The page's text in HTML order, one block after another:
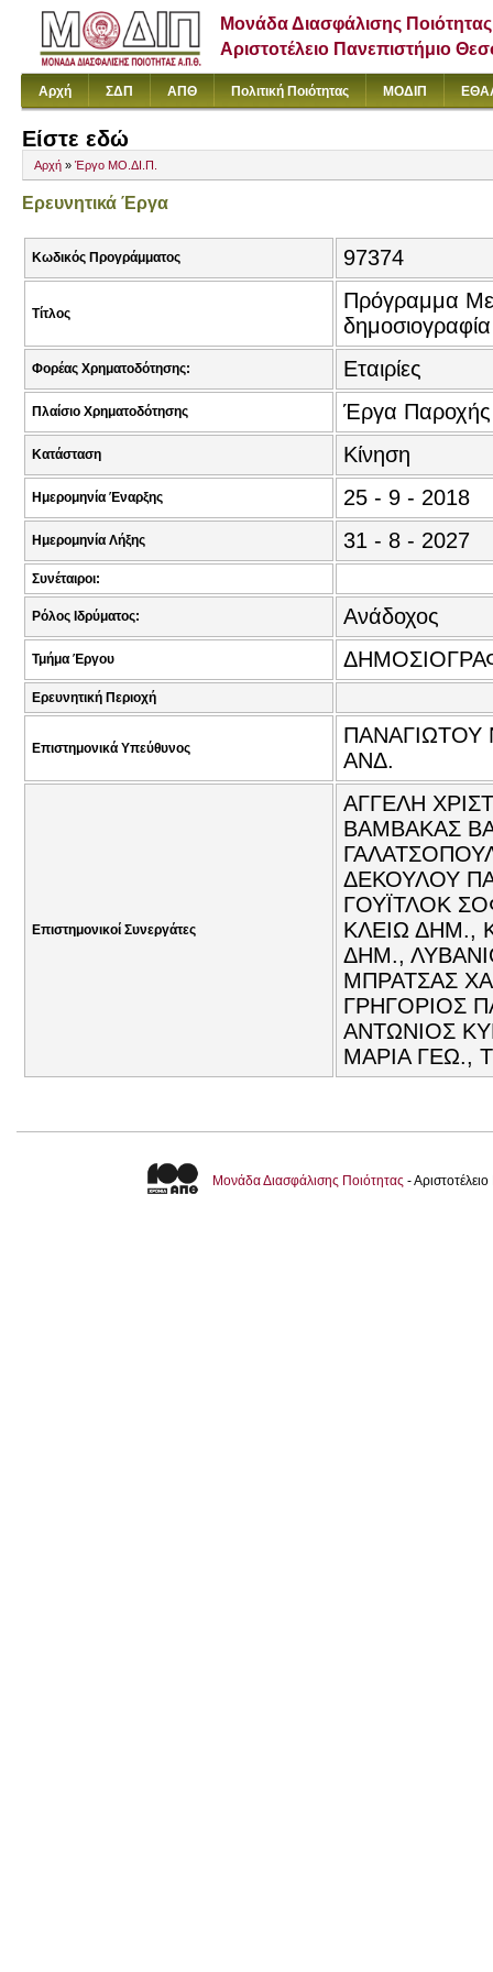
Μονάδα Διασφάλισης Ποιότητας
Αριστοτέλειο Πανεπιστήμιο
Αρχή ΣΔΠ ΑΠΘ Πολιτική Ποιότητας ΜΟΔΙΠ
Είστε εδώ
Αρχή » Έργο ΜΟ.ΔΙ.Π.
Ερευνητικά Έργα
Κωδικός Προγράμματος 97374
Τίτλος
Πρόγραμμα
δημοσιογραφία
Φορέας Χρηματοδότησης: Εταιρίες
Πλαίσιο Χρηματοδότησης Έργα
Κατάσταση Κίνηση
Ημερομηνία Έναρξης 25 - 9 - 2018
Ημερομηνία Λήξης 31 - 8 - 2027
Συνέταιροι:
Ρόλος Ιδρύματος: Ανάδοχος
Τμήμα Έργου
Ερευνητική Περιοχή
Επιστημονικά Υπεύθυνος
ΑΝΔ.
Επιστημονικοί Συνεργάτες
ΑΓΓΕΛΗ
ΒΑΜΒΑΚΑΣ
ΔΕΚΟΥΛΟΥ
ΓΟΥΪΤΛΟΚ
ΚΛΕΙΩ ΔΗΜ.,
ΔΗΜ.,
ΜΠΡΑΤΣΑΣ
ΓΡΗΓΟΡΙΟΣ
ΑΝΤΩΝΙΟΣ
ΜΑΡΙΑ ΓΕΩ.,
Μονάδα Διασφάλισης Ποιότητας -